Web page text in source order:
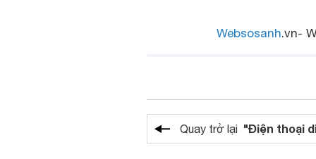
Websosanh.vn-
Quay trở lại "Điện thoại